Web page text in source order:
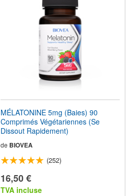
MÉLATONINE 5mg (Baies) 90
Comprimés Végétariennes (Se
Dissout Rapidement)
de BIOVEA
(252)
16,50 €
TVA incluse